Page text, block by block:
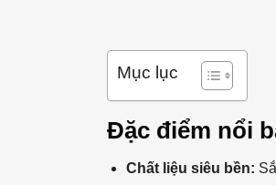
Mục lục
Đặc điểm nổi
Chất liệu siêu bền: